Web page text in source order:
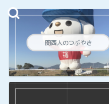
関西人のつぶやき